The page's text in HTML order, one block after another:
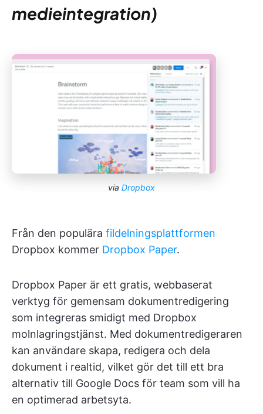
medieintegration)
via Dropbox
Från den populära fildelningsplattformen
Dropbox kommer Dropbox Paper.
Dropbox Paper är ett gratis, webbaserat
verktyg för gemensam dokumentredigering
som integreras smidigt med Dropbox
molnlagringstjänst. Med dokumentredigeraren
kan användare skapa, redigera och dela
dokument i realtid, vilket gör det till ett bra
alternativ till Google Docs för team som vill ha
en optimerad arbetsyta.